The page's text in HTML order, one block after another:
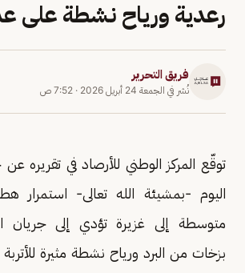
رعدية ورياح نشطة على
فريق التحرير
نُشر في الجمعة 24 أبريل 2026 · 7:52 ص
توقّع المركز الوطني للأرصاد في تقريره
اليوم -بمشيئة الله تعالى- استمرار
متوسطة إلى غزيرة تؤدي إلى جريان
بزخات من البرد ورياح نشطة مثيرة للأتربة